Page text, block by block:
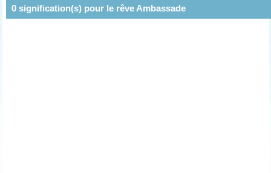
0signification(s) pour le rêveAmbassade